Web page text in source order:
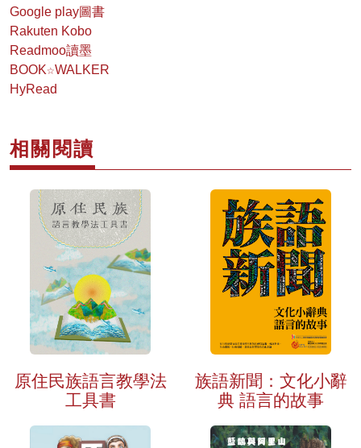
Google play圖書
Rakuten Kobo
Readmoo讀墨
BOOK☆WALKER
HyRead
相關閱讀
原住民族語言教學法
工具書
族語新聞：文化小辭
典 語言的故事